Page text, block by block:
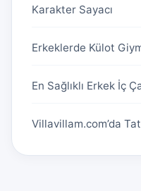
Karakter Sayacı
Erkeklerde Külot
En Sağlıklı Erkek İç
Villavillam.com’da